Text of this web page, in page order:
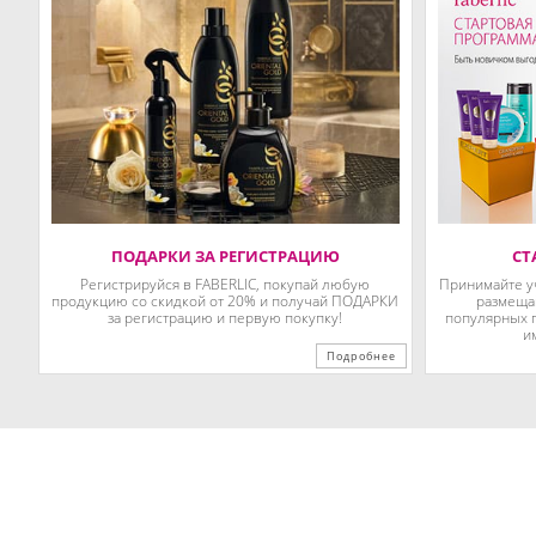
ПОДАРКИ ЗА РЕГИСТРАЦИЮ
Регистрируйся в FABERLIC, покупай любую
продукцию со скидкой от 20% и получай ПОДАРКИ
за регистрацию и первую покупку!
Подробнее
Принимайте
популярных